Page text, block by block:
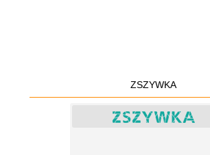
ZSZYWKA